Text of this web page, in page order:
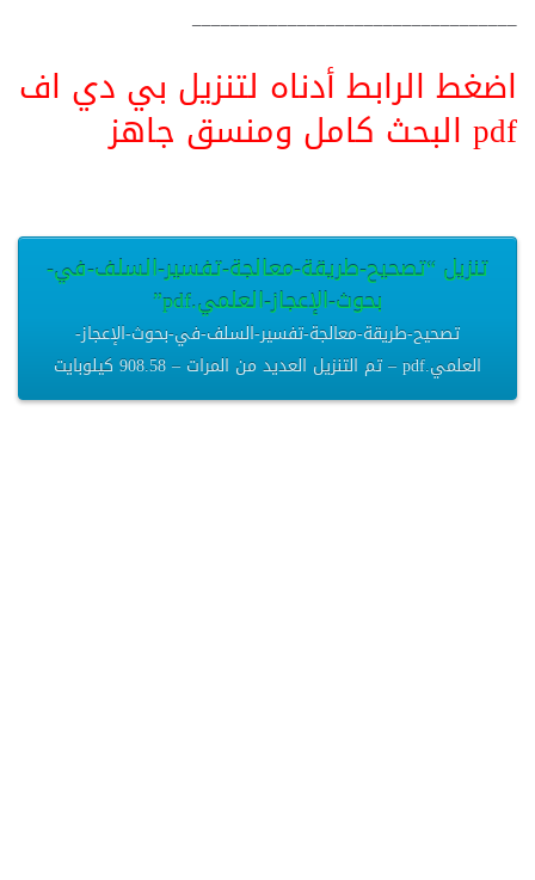
__________________________________
اضغط الرابط أدناه لتنزيل بي دي اف
pdf البحث كامل ومنسق جاهز
تنزيل “تصحيح-طريقة-معالجة-تفسير-السلف-في-
بحوث-الإعجاز-العلمي.pdf”
تصحيح-طريقة-معالجة-تفسير-السلف-في-بحوث-الإعجاز-
العلمي.pdf – تم التنزيل العديد من المرات – 908.58 كيلوبايت